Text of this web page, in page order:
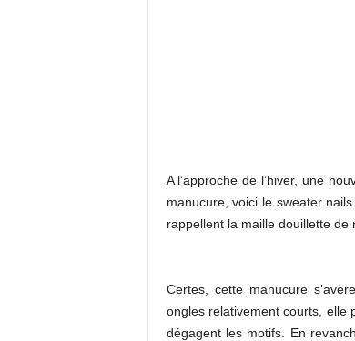
A l’approche de l’hiver, une
manucure, voici le sweater
rappellent la maille douillette de
Certes, cette manucure
ongles relativement courts, elle
dégagent les motifs. En